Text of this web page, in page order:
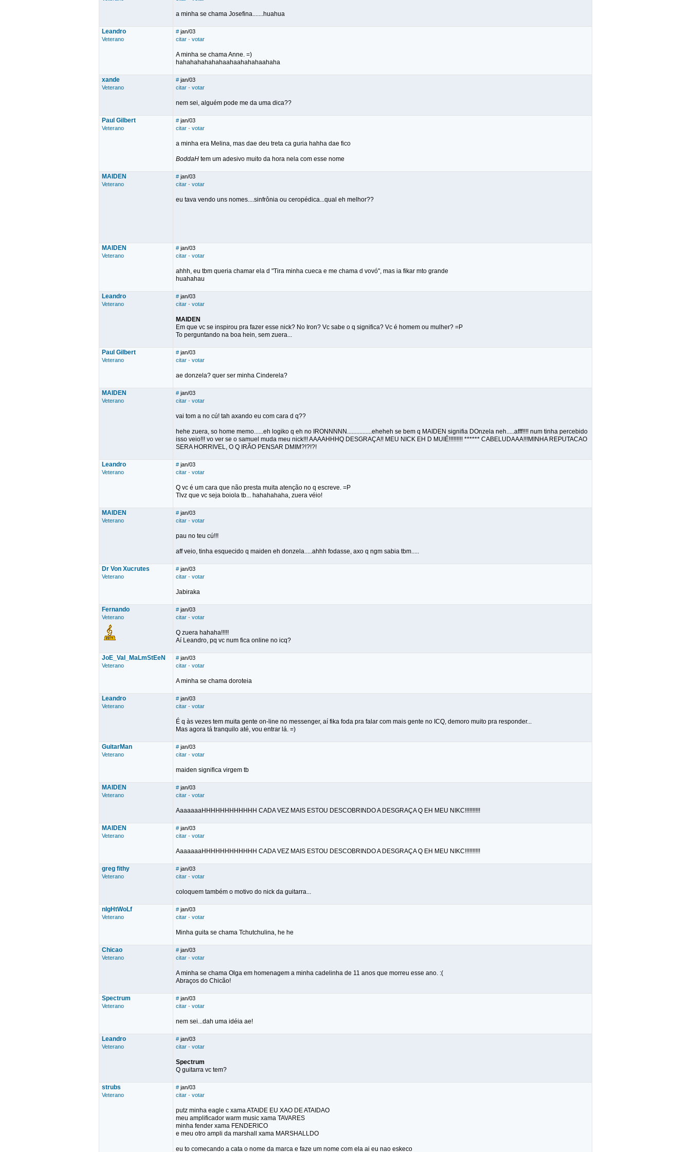
a minha se chama Josefina.......huahua
Leandro
Veterano
# jan/03
citar · votar
A minha se chama Anne. =)
hahahahahahahaahaahahahaahaha
xande
Veterano
# jan/03
citar · votar
nem sei, alguém pode me da uma dica??
Paul Gilbert
Veterano
# jan/03
citar · votar
a minha era Melina, mas dae deu treta ca guria hahha dae fico
BoddaH tem um adesivo muito da hora nela com esse nome
MAIDEN
Veterano
# jan/03
citar · votar
eu tava vendo uns nomes....sinfrônia ou ceropédica...qual eh melhor??
MAIDEN
Veterano
# jan/03
citar · votar
ahhh, eu tbm queria chamar ela d "Tira minha cueca e me chama d vovó", mas ia fikar mto grande
huahahau
Leandro
Veterano
# jan/03
citar · votar
MAIDEN
Em que vc se inspirou pra fazer esse nick? No Iron? Vc sabe o q significa? Vc é homem ou mulher? =P
To perguntando na boa hein, sem zuera...
Paul Gilbert
Veterano
# jan/03
citar · votar
ae donzela? quer ser minha Cinderela?
MAIDEN
Veterano
# jan/03
citar · votar
vai tom a no cú! tah axando eu com cara d q??
hehe zuera, so home memo......eh logiko q eh no IRONNNNN................eheheh se bem q MAIDEN signifia DOnzela neh.....afff!!!! num tinha percebido
isso veio!!! vo ver se o samuel muda meu nick!!! AAAAHHHQ DESGRAÇA!! MEU NICK EH D MUIÉ!!!!!!!!! ****** CABELUDAAA!!!MINHA REPUTACAO
SERA HORRIVEL, O Q IRÃO PENSAR DMIM?!?!?!
Leandro
Veterano
# jan/03
citar · votar
Q vc é um cara que não presta muita atenção no q escreve. =P
Tlvz que vc seja boiola tb... hahahahaha, zuera véio!
MAIDEN
Veterano
# jan/03
citar · votar
pau no teu cú!!!
aff veio, tinha esquecido q maiden eh donzela.....ahhh fodasse, axo q ngm sabia tbm.....
Dr Von Xucrutes
Veterano
# jan/03
citar · votar
Jabiraka
Fernando
Veterano
# jan/03
citar · votar
Q zuera hahaha!!!!!
Aí Leandro, pq vc num fica online no icq?
JoE_VaI_MaLmStEeN
Veterano
# jan/03
citar · votar
A minha se chama doroteia
Leandro
Veterano
# jan/03
citar · votar
É q às vezes tem muita gente on-line no messenger, aí fika foda pra falar com mais gente no ICQ, demoro muito pra responder...
Mas agora tá tranquilo até, vou entrar lá. =)
GuitarMan
Veterano
# jan/03
citar · votar
maiden significa virgem tb
MAIDEN
Veterano
# jan/03
citar · votar
AaaaaaaHHHHHHHHHHHH CADA VEZ MAIS ESTOU DESCOBRINDO A DESGRAÇA Q EH MEU NIKC!!!!!!!!!!
MAIDEN
Veterano
# jan/03
citar · votar
AaaaaaaHHHHHHHHHHHH CADA VEZ MAIS ESTOU DESCOBRINDO A DESGRAÇA Q EH MEU NIKC!!!!!!!!!!
greg fithy
Veterano
# jan/03
citar · votar
coloquem também o motivo do nick da guitarra...
nIgHtWoLf
Veterano
# jan/03
citar · votar
Minha guita se chama Tchutchulina, he he
Chicao
Veterano
# jan/03
citar · votar
A minha se chama Olga em homenagem a minha cadelinha de 11 anos que morreu esse ano. :(
Abraços do Chicão!
Spectrum
Veterano
# jan/03
citar · votar
nem sei...dah uma idéia ae!
Leandro
Veterano
# jan/03
citar · votar
Spectrum
Q guitarra vc tem?
strubs
Veterano
# jan/03
citar · votar
putz minha eagle c xama ATAIDE EU XAO DE ATAIDAO
meu amplificador warm music xama TAVARES
minha fender xama FENDERICO
e meu otro ampli da marshall xama MARSHALLDO
eu to comecando a cata o nome da marca e faze um nome com ela ai eu nao eskeco